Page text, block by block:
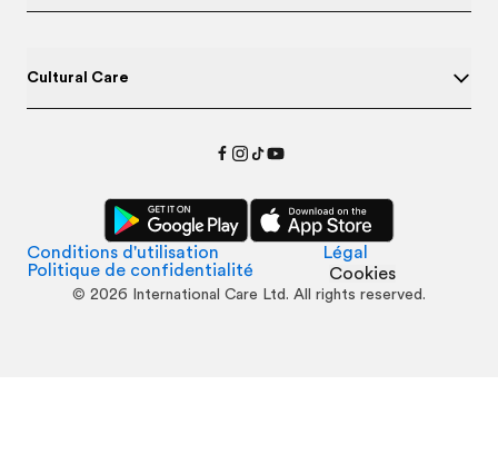
Cultural Care
Conditions d'utilisation
Légal
Politique de confidentialité
Cookies
© 2026 International Care Ltd. All rights reserved.